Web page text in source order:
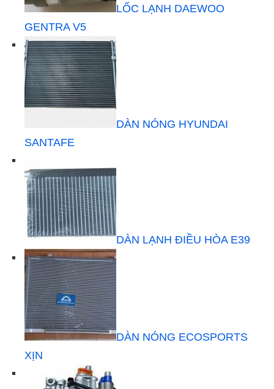
LỐC LẠNH DAEWOO
GENTRA V5
DÀN NÓNG HYUNDAI
SANTAFE
DÀN LẠNH ĐIỀU HÒA E39
DÀN NÓNG ECOSPORTS
XỊN